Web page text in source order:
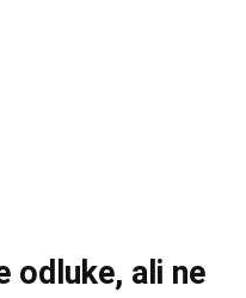
odluke, ali ne